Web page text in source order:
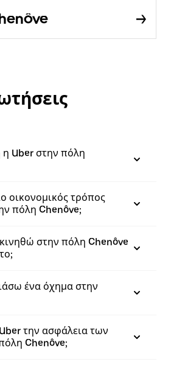
η Uber στην πόλη
οικονομικός τρόπος
πόλη Chenôve;
στην πόλη Chenôve
ένα όχημα στην
την ασφάλεια των
Chenôve;